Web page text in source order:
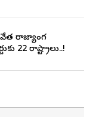
రాజ్యాంగ
22 రాష్ట్రాలు..!